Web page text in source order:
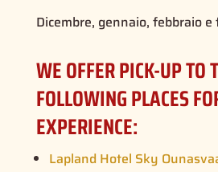
Dicembre, gennaio, febbraio
WE OFFER PICK-UP TO
FOLLOWING PLACES
EXPERIENCE:
Lapland Hotel Sky